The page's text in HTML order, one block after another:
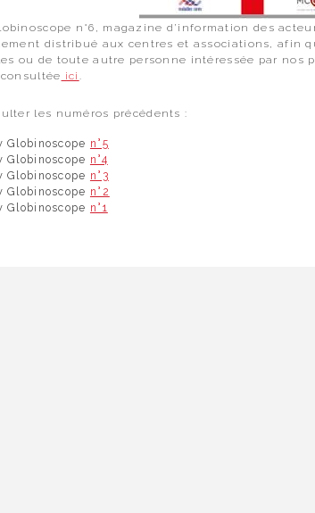
n°6, magazine d’information des
distribué aux centres et associations, afin
ou de toute autre personne intéressée par nos
ici .
les numéros précédents :
Globinoscope n°5
Globinoscope n°4
Globinoscope n°3
Globinoscope n°2
Globinoscope n°1